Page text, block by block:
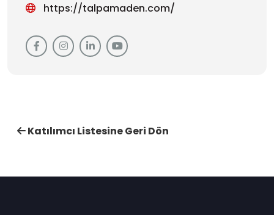
https://talpamaden.com/
Katılımcı Listesine Geri Dön